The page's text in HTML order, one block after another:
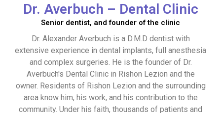
Dr. Averbuch – Dental Clinic
Senior dentist, and founder of the clinic
Dr. Alexander Averbuch is a D.M.D dentist with
extensive experience in dental implants, full anesthesia
and complex surgeries. He is the founder of Dr.
Averbuch's Dental Clinic in Rishon Lezion and the
owner. Residents of Rishon Lezion and the surrounding
area know him, his work, and his contribution to the
community. Under his faith, thousands of patients and